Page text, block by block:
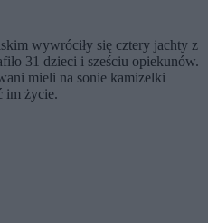
wywróciły się cztery jachty z
31 dzieci i sześciu opiekunów.
mieli na sonie kamizelki
im życie.